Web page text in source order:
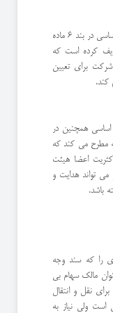
قانون اجرای سیاست های کلی اصل 44 قانون اساسی در بند 6 ماده
کرده است که
شرکت برای تعیین
کند.
های کلی اصل 44 قانون اساسی همچنین در
مطرح می کند که
اعضا هیئت
می تواند هدایت و
باشد.
قانون تجارت در ماده 39 فردی را که سند وجه
مالک سهام بی
نقل و انتقال
است ولی نیاز به